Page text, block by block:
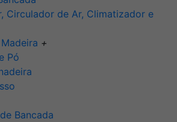
Circulador de Ar, Climatizador e
+
Pó
Bancada